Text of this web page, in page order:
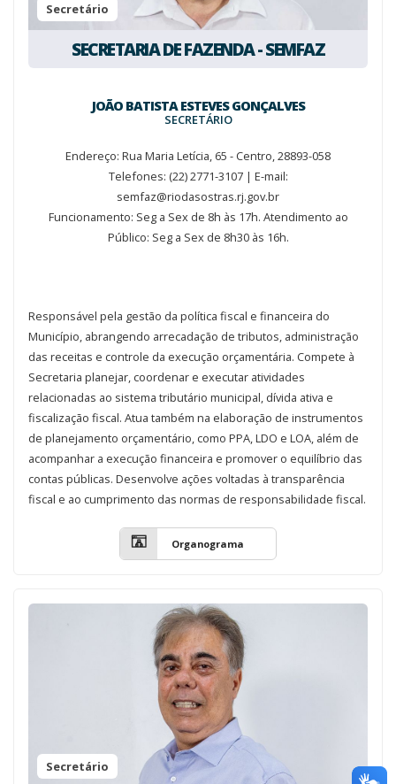
Secretário
SECRETARIA DE FAZENDA - SEMFAZ
JOÃO BATISTA ESTEVES GONÇALVES
SECRETÁRIO
Endereço: Rua Maria Letícia, 65 - Centro, 28893-058
Telefones: (22) 2771-3107 | E-mail:
semfaz@riodasostras.rj.gov.br
Funcionamento: Seg a Sex de 8h às 17h. Atendimento ao
Público: Seg a Sex de 8h30 às 16h.
Responsável pela gestão da política fiscal e financeira do
Município, abrangendo arrecadação de tributos, administração
das receitas e controle da execução orçamentária. Compete à
Secretaria planejar, coordenar e executar atividades
relacionadas ao sistema tributário municipal, dívida ativa e
fiscalização fiscal. Atua também na elaboração de instrumentos
de planejamento orçamentário, como PPA, LDO e LOA, além de
acompanhar a execução financeira e promover o equilíbrio das
contas públicas. Desenvolve ações voltadas à transparência
fiscal e ao cumprimento das normas de responsabilidade fiscal.
Organograma
Secretário